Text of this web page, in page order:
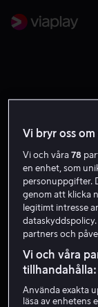
Vi bryr oss
Vi och våra78
en enhet, som
personuppgifter.
genom att klicka
legitimt intresse
partners och
Vi och våra
tillhandahålla:
Använda exakta
läsa av enhetens